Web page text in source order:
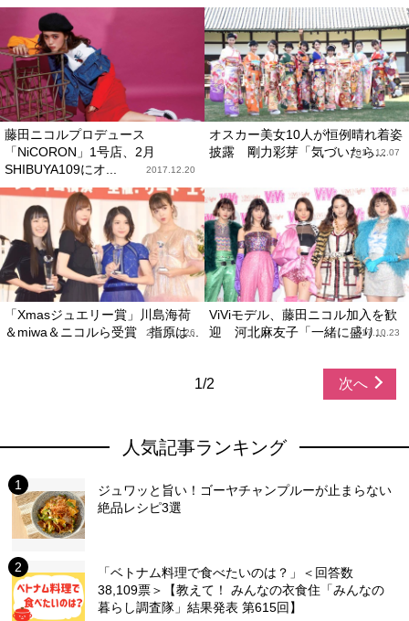
藤田ニコルプロデュース
「NiCORON」1号店、2月
SHIBUYA109にオ...
2017.12.20
オスカー美女10人が恒例晴れ着姿
披露 剛力彩芽「気づいたら...
2017.12.07
「Xmasジュエリー賞」川島海荷
＆miwa＆ニコルら受賞 指原は...
2017.10.26
ViViモデル、藤田ニコル加入を歓
迎 河北麻友子「一緒に盛り...
2017.10.23
1/2 次へ
人気記事ランキング
ジュワッと旨い！ゴーヤチャンプルーが止まらない
絶品レシピ3選
「ベトナム料理で食べたいのは？」＜回答数
38,109票＞【教えて！ みんなの衣食住「みんなの
暮らし調査隊」結果発表 第615回】